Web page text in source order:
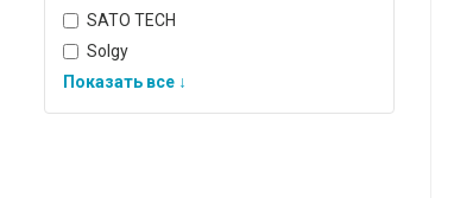
SATO TECH
Solgy
Показать все ↓